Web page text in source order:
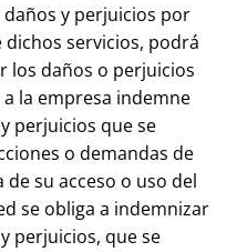
y perjuicios por
servicios, podrá
los daños o perjuicios
la empresa indemne
perjuicios que se
o demandas de
su acceso o uso del
se obliga a indemnizar
perjuicios, que se